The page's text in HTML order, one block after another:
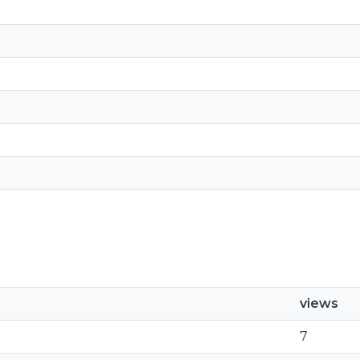
views
7